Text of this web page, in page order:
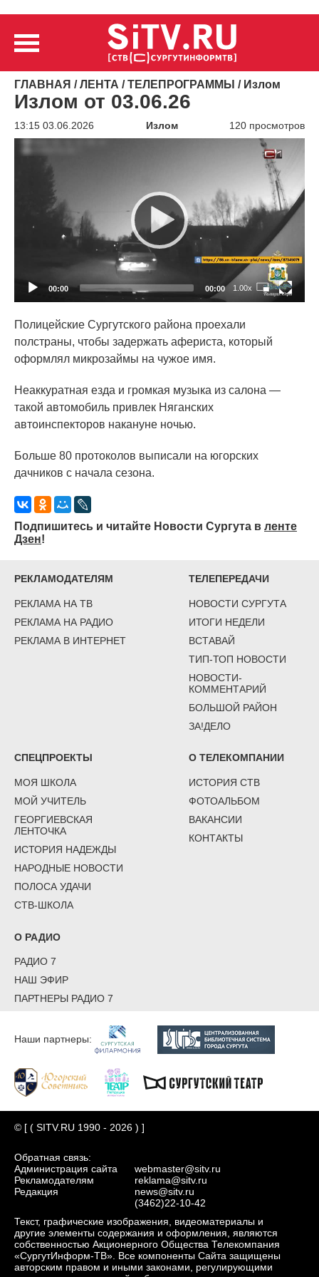
ГЛАВНАЯ /ЛЕНТА /ТЕЛЕПРОГРАММЫ / Излом
Излом от 03.06.26
13:15 03.06.2026 Излом 120 просмотров
00:00 00:00 1.00x
Полицейские Сургутского района проехали
полстраны, чтобы задержать афериста, который
оформлял микрозаймы на чужое имя.
Неаккуратная езда и громкая музыка из салона —
такой автомобиль привлек Няганских
автоинспекторов накануне ночью.
Больше 80 протоколов выписали на югорских
дачников с начала сезона.
Подпишитесь и читайте Новости Сургута в ленте
Дзен!
РЕКЛАМОДАТЕЛЯМ
РЕКЛАМА НА ТВ
РЕКЛАМА НА РАДИО
РЕКЛАМА В ИНТЕРНЕТ
ТЕЛЕПЕРЕДАЧИ
НОВОСТИ СУРГУТА
ИТОГИ НЕДЕЛИ
ВСТАВАЙ
ТИП-ТОП НОВОСТИ
НОВОСТИ-
КОММЕНТАРИЙ
БОЛЬШОЙ РАЙОН
ЗА!ДЕЛО
СПЕЦПРОЕКТЫ
МОЯ ШКОЛА
МОЙ УЧИТЕЛЬ
ГЕОРГИЕВСКАЯ
ЛЕНТОЧКА
ИСТОРИЯ НАДЕЖДЫ
НАРОДНЫЕ НОВОСТИ
ПОЛОСА УДАЧИ
СТВ-ШКОЛА
О ТЕЛЕКОМПАНИИ
ИСТОРИЯ СТВ
ФОТОАЛЬБОМ
ВАКАНСИИ
КОНТАКТЫ
О РАДИО
РАДИО 7
НАШ ЭФИР
ПАРТНЕРЫ РАДИО 7
Наши партнеры:
© [ ( SITV.RU 1990 - 2026 ) ]
Обратная связь:
Администрация сайта
Рекламодателям
Редакция
webmaster@sitv.ru
reklama@sitv.ru
news@sitv.ru
(3462)22-10-42
Текст, графические изображения, видеоматериалы и
другие элементы содержания и оформления, являются
собственностью Акционерного Общества Телекомпания
«СургутИнформ-ТВ». Все компоненты Сайта защищены
авторским правом и иными законами, регулирующими